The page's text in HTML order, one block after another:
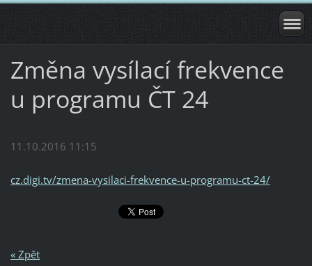
Změna vysílací frekvence
u programu ČT 24
11.10.2016 11:15
cz.digi.tv/zmena-vysilaci-frekvence-u-programu-ct-24/
« Zpět